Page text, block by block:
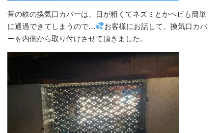
昔の鉄の換気口カバーは、目が粗くてネズミとかヘビも簡単
に通過できてしまうので…
お客様にお話して、換気口カバ
ーを内側から取り付けさせて頂きました。